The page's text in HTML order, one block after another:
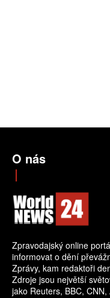
O nás
Zpravodajský online
informovat o dění
Zprávy, kam redaktoři
Zdroje jsou největší
jako Reuters, BBC,